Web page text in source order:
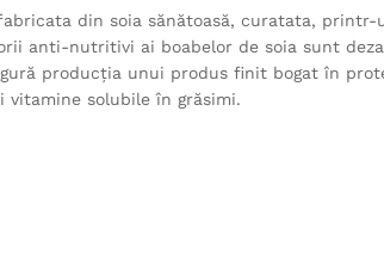
din soia sănătoasă, curatata,
anti-nutritivi ai boabelor de soia sunt
producția unui produs finit bogat în
vitamine solubile în grăsimi.